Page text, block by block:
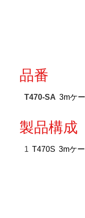
品番
T470-SA 3mケ
製品構成
1 T470S 3mケ